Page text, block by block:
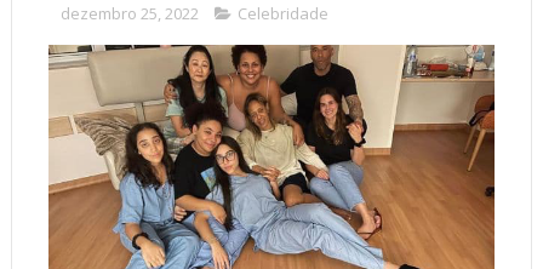
dezembro 25, 2022 Celebridade